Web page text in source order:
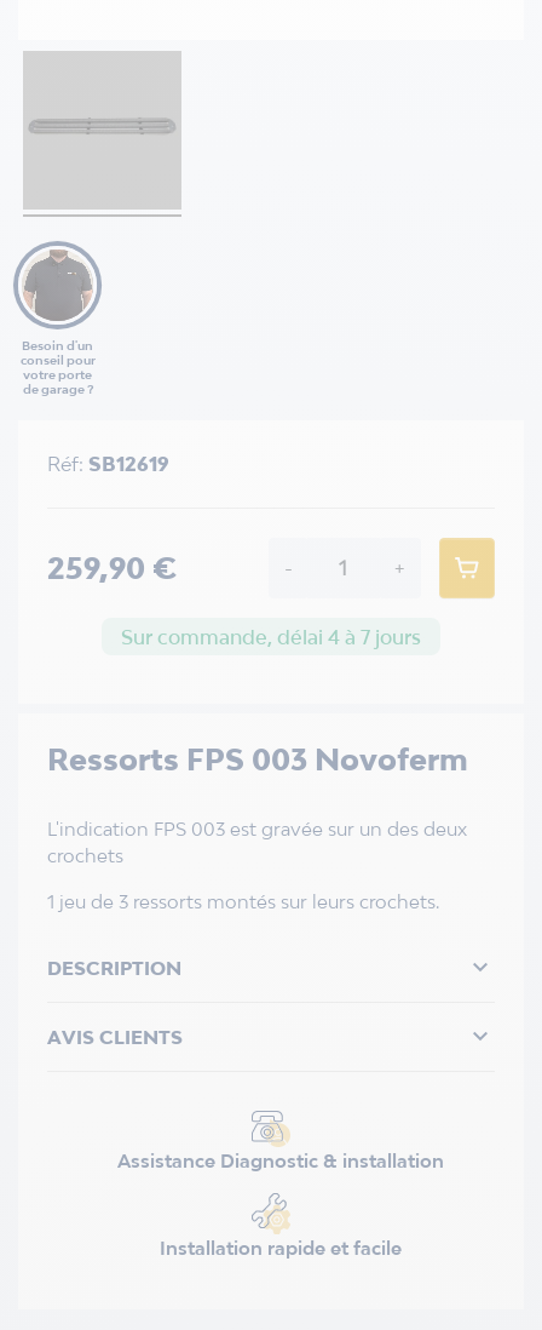
Besoin d'un
conseil pour
votre porte
de garage ?
Ressorts FPS 003 Novoferm
L'indication FPS 003 est gravée sur un des deux
crochets
1 jeu de 3 ressorts montés sur leurs crochets.
DESCRIPTION 
AVIS CLIENTS 
Assistance Diagnostic & installation
Installation rapide et facile
Réf: SB12619
259,90 € - +
Sur commande, délai 4 à 7 jours